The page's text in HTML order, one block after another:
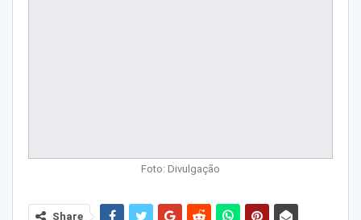
Foto: Divulgação
Share